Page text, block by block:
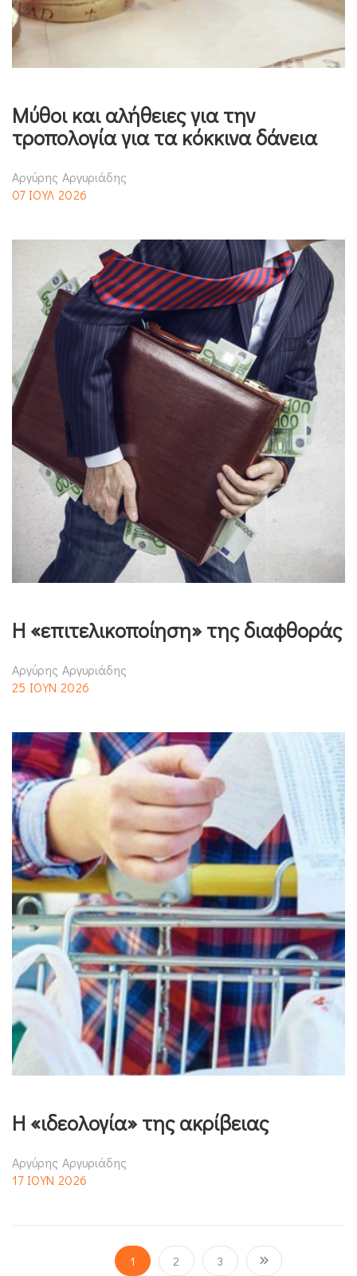
Μύθοι και αλήθειες για την
τροπολογία για τα κόκκινα δάνεια
Αργύρης Αργυριάδης
07 ΙΟΥΛ 2026
Η «επιτελικοποίηση» της διαφθοράς
Αργύρης Αργυριάδης
25 ΙΟΥΝ 2026
Η «ιδεολογία» της ακρίβειας
Αργύρης Αργυριάδης
17 ΙΟΥΝ 2026
1 2 3